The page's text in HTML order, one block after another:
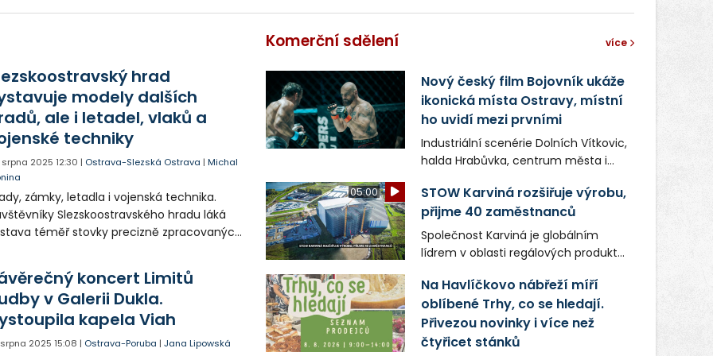
hrad
modely dalších
ale i letadel, vlaků a
techniky
srpna 2025 12:30 | Ostrava-Slezská Ostrava |Michal
zámky, letadla i vojenská technika.
Slezskoostravského hradu láká
téměř stovky precizně zpracovaných
úplně poprvé v historii hradu. Jejich počet
pak v říjnu ještě navýší.koncert Limitů
v Galerii Dukla.
kapela Viah
srpna 2025 15:08 | Ostrava-Poruba |Jana Lipowská
Komerční sdělení více
Nový český film Bojovník ukáže
ikonická místa Ostravy, místní
ho uvidí mezi prvními
Industriální scenérie Dolních Vítkovic,
halda Hrabůvka, centrum města i
v novém filmu Bojovník, který vstoupí
do kin už 13. srpna. Režiséři Vojtěch
Frič a Tomáš Dianiška si
moravskoslezskou metropoli
nevybrali náhodou – její syrová
atmosféra se stala přirozenou
součástí příběhu bývalého
boxerského šampiona Hoffa (Milan
Ondrík), jenž se po letech vrací do
světa vrcholových zápasů, tentokrát
05:00
STOW Karviná rozšiřuje výrobu,
přijme 40 zaměstnanců
Společnost Karviná je globálním
lídrem v oblasti regálových produktů
zaměstnavatelem na Karvinsku a
firmou s obrovským potenciálem.
Na Havlíčkovo nábřeží míří
oblíbené Trhy, co se hledají.
Přivezou novinky i více než
čtyřicet stánků